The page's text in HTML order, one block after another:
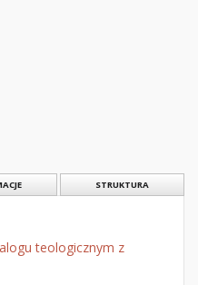
STRUKTURA
teologicznym z